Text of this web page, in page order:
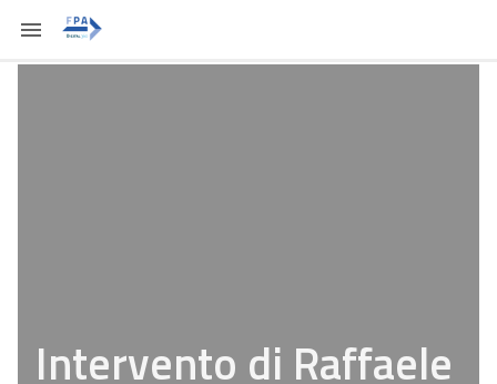
Intervento di Raffaele